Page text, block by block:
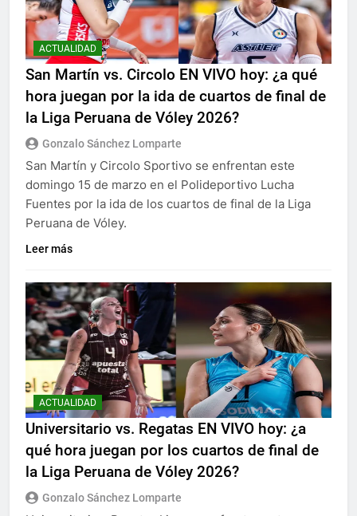
ACTUALIDAD
San Martín vs. Circolo EN VIVO hoy: ¿a qué
hora juegan por la ida de cuartos de final de
la Liga Peruana de Vóley 2026?
Gonzalo Sánchez Lomparte
San Martín y Circolo Sportivo se enfrentan este
domingo 15 de marzo en el Polideportivo Lucha
Fuentes por la ida de los cuartos de final de la Liga
Peruana de Vóley.
Leer más
ACTUALIDAD
Universitario vs. Regatas EN VIVO hoy: ¿a
qué hora juegan por los cuartos de final de
la Liga Peruana de Vóley 2026?
Gonzalo Sánchez Lomparte